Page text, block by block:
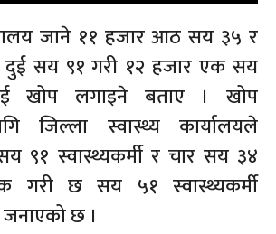
जाने ११ हजार आठ सय ३५ र
दुई सय ९१ गरी १२ हजार एक सय
खोप लगाइने बताए । खोप
जिल्ला स्वास्थ्य कार्यालयले
९१ स्वास्थ्यकर्मी र चार सय ३४
गरी छ सय ५१ स्वास्थ्यकर्मी
छ ।